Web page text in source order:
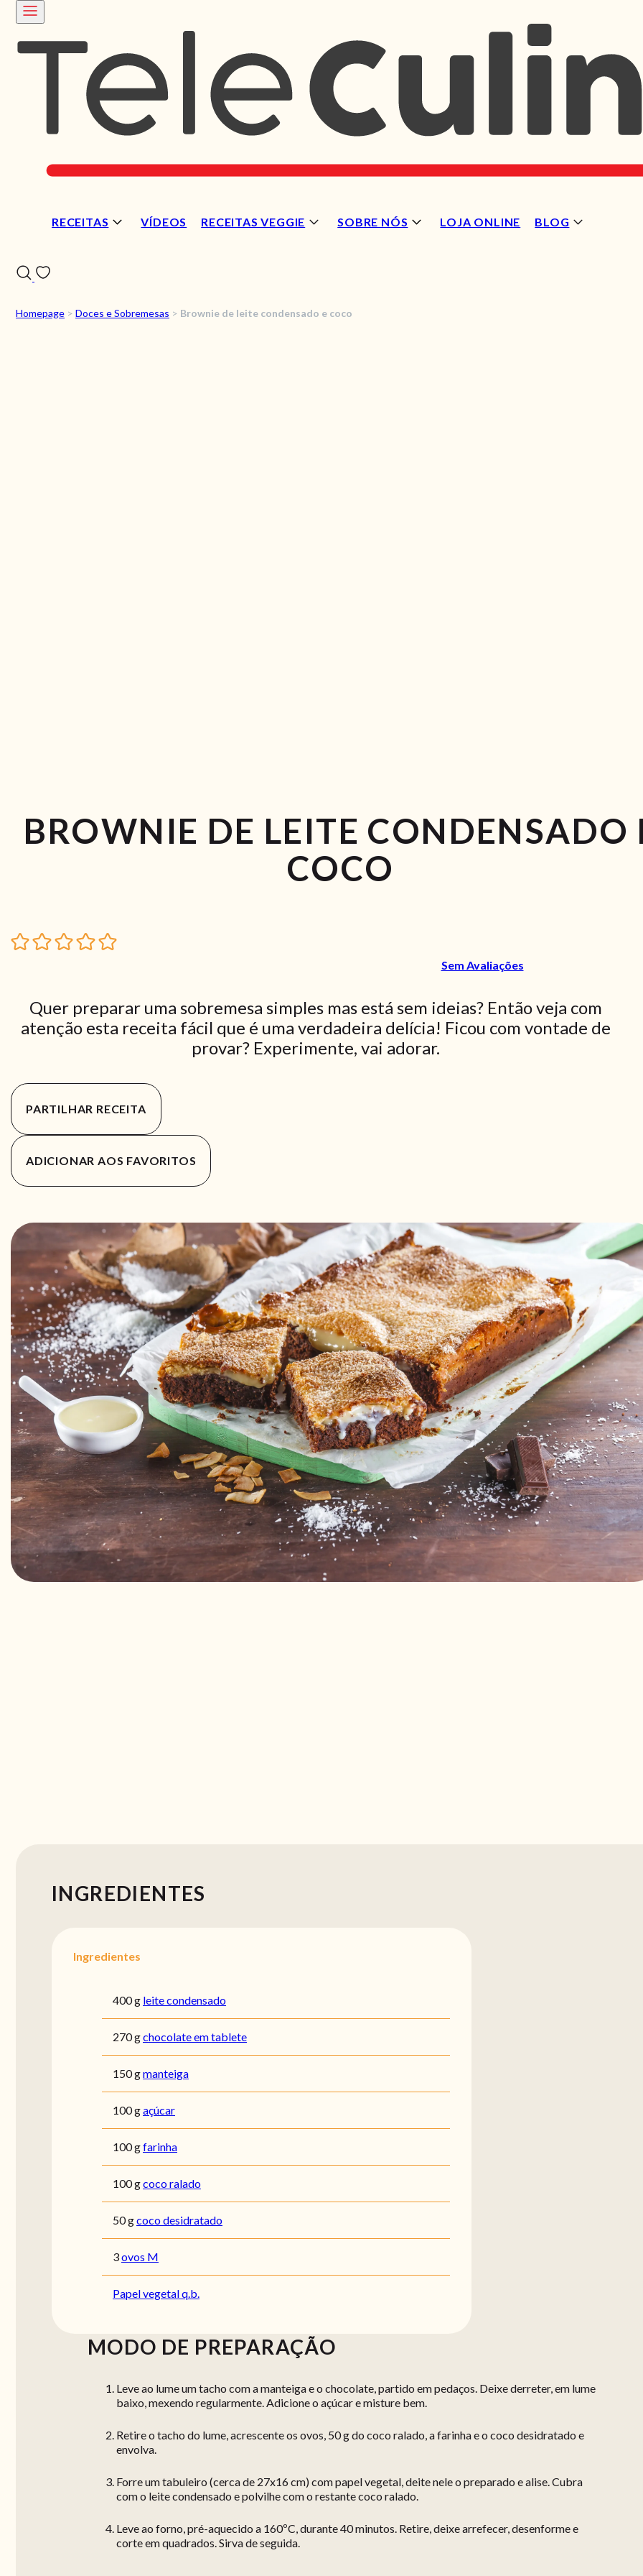
RECEITAS VÍDEOS RECEITAS VEGGIE SOBRE NÓS LOJA ONLINE BLOG
Homepage > Doces e Sobremesas > Brownie de leite condensado e coco
BROWNIE DE LEITE CONDENSADO
COCO
Sem Avaliações
Quer preparar uma sobremesa simples mas está sem ideias? Então veja com
atenção esta receita fácil que é uma verdadeira delícia! Ficou com vontade de
provar? Experimente, vai adorar.
PARTILHAR RECEITA
ADICIONAR AOS FAVORITOS
INGREDIENTES
Ingredientes
400 g leite condensado
270 gchocolate em tablete
150 gmanteiga
100 gaçúcar
100 gfarinha
100 gcoco ralado
50 gcoco desidratado
3ovos M
Papel vegetal q.b.
MODO DE PREPARAÇÃO
Leve ao lume um tacho com a manteiga e o chocolate, partido em pedaços. Deixe derreter, em lume
baixo, mexendo regularmente. Adicione o açúcar e misture bem.
Retire o tacho do lume, acrescente os ovos, 50 g do coco ralado, a farinha e o coco desidratado e
envolva.
Forre um tabuleiro (cerca de 27x16 cm) com papel vegetal, deite nele o preparado e alise. Cubra
com o leite condensado e polvilhe com o restante coco ralado.
Leve ao forno, pré-aquecido a 160ºC, durante 40 minutos. Retire, deixe arrefecer, desenforme e
corte em quadrados. Sirva de seguida.